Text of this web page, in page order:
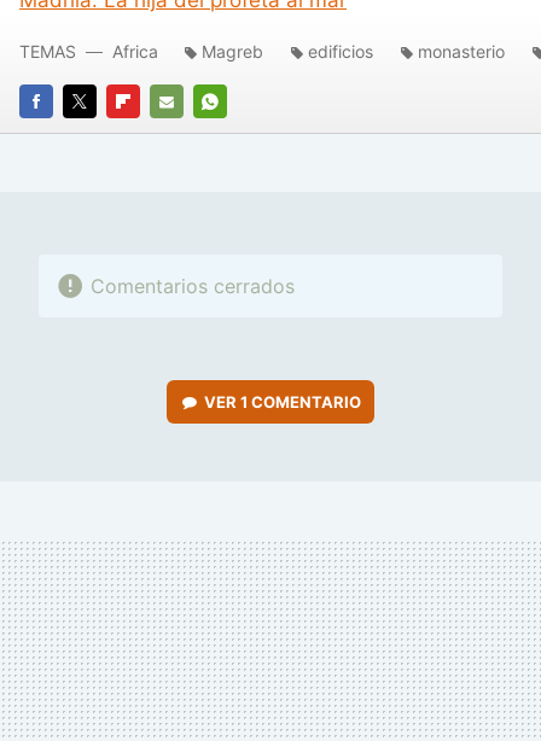
FACEBOOK
TWITTERFLIPBOARD
E-
WHATSAPP
TEMAS Africa Magreb edificios monasterio
Comentarios cerrados
VER 1 COMENTARIO